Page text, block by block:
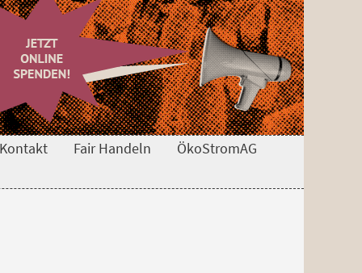
Kontakt Fair Handeln ÖkoStromAG